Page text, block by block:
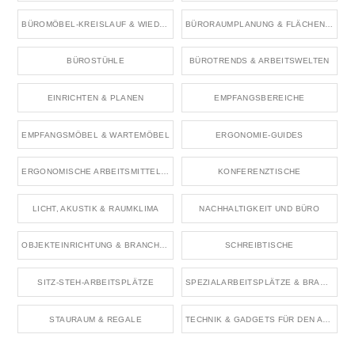
BÜROSTÜHLE BÜROTRENDS & ARBEITSWELTEN
EINRICHTEN & PLANEN EMPFANGSBEREICHE
EMPFANGSMÖBEL & WARTEMÖBEL ERGONOMIE-GUIDES
KONFERENZTISCHE
LICHT, AKUSTIK & RAUMKLIMA NACHHALTIGKEIT UND BÜRO
OBJEKTEINRICHTUNG & BRANCHENRÄUME SCHREIBTISCHE
SITZ-STEH-ARBEITSPLÄTZE
STAURAUM & REGALE